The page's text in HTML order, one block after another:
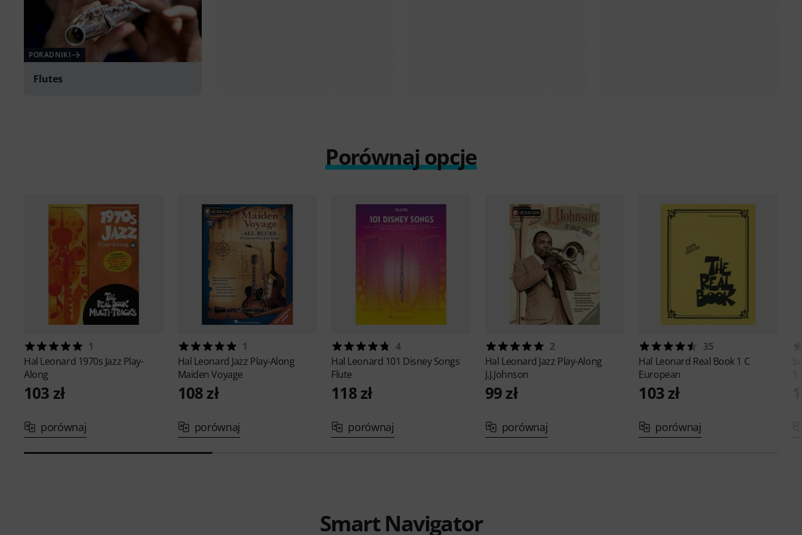
PORADNIKI
Flutes
Porównaj opcje
1
Hal Leonard 1970s Jazz Play-
Along
103 zł
porównaj
1
Hal Leonard Jazz Play-Along
Maiden Voyage
108 zł
porównaj
4
Hal Leonard 101 Disney Songs
Flute
118 zł
porównaj
2
Hal Leonard Jazz Play-Along
J.J.Johnson
99 zł
porównaj
35
Hal Leonard Real Book 1 C
European
103 zł
porównaj
Smart Navigator